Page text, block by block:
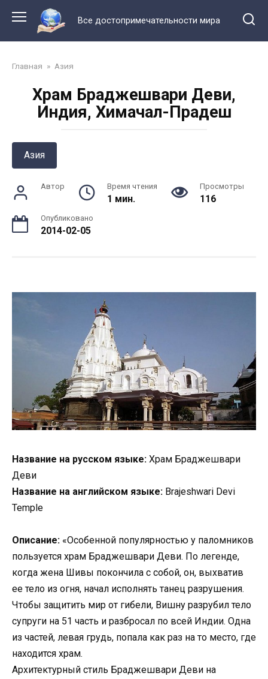
контенту
Все достопримечательности мира
Главная » Азия
Храм Браджешвари Деви,
Индия, Химачал-Прадеш
Азия
Автор Время чтения
1 мин.
Просмотры
116
Опубликовано
2014-02-05
Название на русском языке: Храм Браджешвари
Деви
Название на английском языке: Brajeshwari Devi
Temple
Описание: «Особенной популярностью у паломников
пользуется храм Браджешвари Деви. По легенде,
когда жена Шивы покончила с собой, он, выхватив
ее тело из огня, начал исполнять танец разрушения.
Чтобы защитить мир от гибели, Вишну разрубил тело
супруги на 51 часть и разбросал по всей Индии. Одна
из частей, левая грудь, попала как раз на то место, где
находится храм.
Архитектурный стиль Браджешвари Деви на